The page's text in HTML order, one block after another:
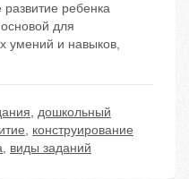
развитие ребенка
для
умений и навыков,
, дошкольный
, конструирование
, виды заданий